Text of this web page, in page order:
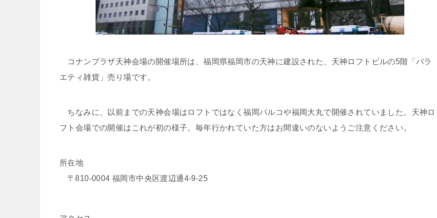
コナンプラザ天神会場の開催場所は、福岡県福岡市の天神に建設された、天神ロフトビルの5階「バラ
エティ雑貨」売り場です。
ちなみに、以前までの天神会場はロフトではなく福岡パルコや福岡大丸で開催されていました。天神ロ
フト会場での開催はこれが初の様子。毎年行かれていた方はお間違いのないようご注意ください。
所在地
〒810-0004 福岡市中央区渡辺通4-9-25